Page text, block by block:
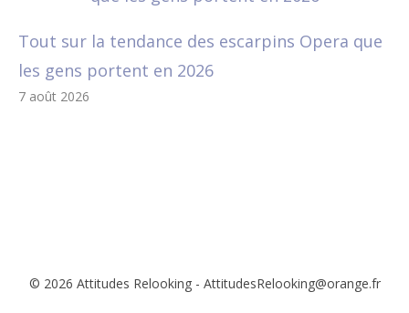
Tout sur la tendance des escarpins Opera que
les gens portent en 2026
7 août 2026
© 2026 Attitudes Relooking - AttitudesRelooking@orange.fr